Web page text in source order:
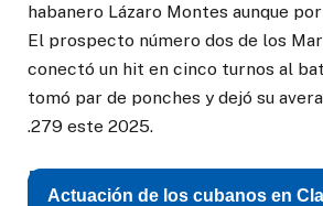
habanero Lázaro Montes aunque
El prospecto número dos de los
conectó un hit en cinco turnos al
tomó par de ponches y dejó su
.279 este 2025.
Actuación de los cubanos en